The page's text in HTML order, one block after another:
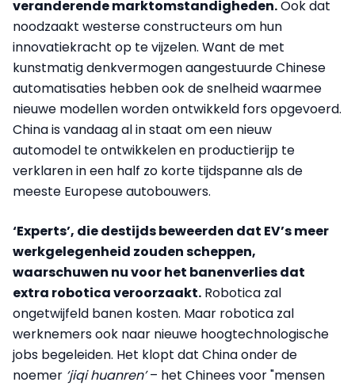
veranderende marktomstandigheden.Ook dat
noodzaakt westerse constructeurs om hun
innovatiekracht op te vijzelen. Want de met
kunstmatig denkvermogen aangestuurde Chinese
automatisaties hebben ook de snelheid waarmee
nieuwe modellen worden ontwikkeld fors opgevoerd.
China is vandaag al in staat om een nieuw
automodel te ontwikkelen en productierijp te
verklaren in een half zo korte tijdspanne als de
meeste Europese autobouwers.
‘Experts’, die destijds beweerden dat EV’s meer
werkgelegenheid zouden scheppen,
waarschuwen nu voor het banenverlies dat
extra robotica veroorzaakt. Robotica zal
ongetwijfeld banen kosten. Maar robotica zal
werknemers ook naar nieuwe hoogtechnologische
jobs begeleiden. Het klopt dat China onder de
noemer ‘jiqi huanren’– het Chinees voor "mensen